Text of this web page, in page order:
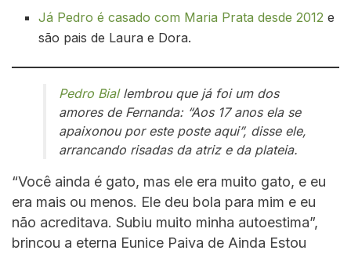
Já Pedro é casado com Maria Prata desde 2012 e
são pais de Laura e Dora.
Pedro Biallembrou que já foi um dos
amores de Fernanda: “Aos 17 anos ela se
apaixonou por este poste aqui”, disse ele,
arrancando risadas da atriz e da plateia.
“Você ainda é gato, mas ele era muito gato, e eu
era mais ou menos. Ele deu bola para mim e eu
não acreditava. Subiu muito minha autoestima”,
brincou a eterna Eunice Paiva de Ainda Estou